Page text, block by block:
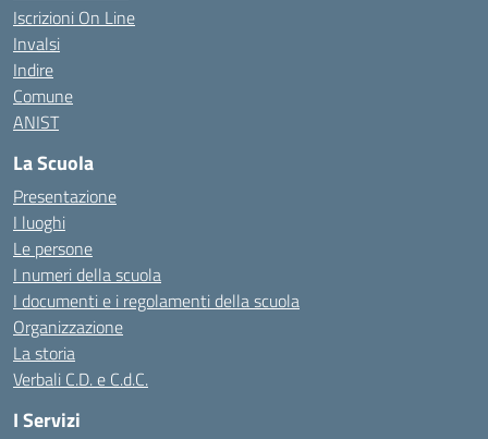
Iscrizioni On Line
Invalsi
Indire
Comune
ANIST
La Scuola
Presentazione
I luoghi
Le persone
I numeri della scuola
I documenti e i regolamenti della scuola
Organizzazione
La storia
Verbali C.D. e C.d.C.
I Servizi